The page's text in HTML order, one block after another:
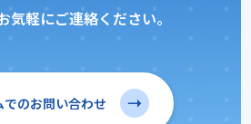
気軽にご連絡ください。
でのお問い合わせ